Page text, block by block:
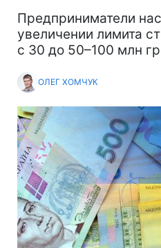
Предприниматели
увеличении лимита
с 30 до 50–100 млн
ОЛЕГ ХОМЧУК